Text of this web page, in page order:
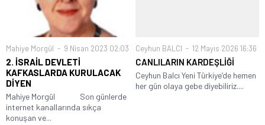
Mahiye Morgül 9 Nisan 2023 02:03
2. İSRAİL DEVLETİ
KAFKASLARDA KURULACAK
DİYEN
Mahiye Morgül Son günlerde
internet kanallarında sıkça
konuşan ve...
Ceyhun BALCI 12 Mayıs 2026 16:36
CANLILARIN KARDEŞLİĞİ
Ceyhun Balcı Yeni Türkiye’de hemen
her gün olaya gebe diyebiliriz....